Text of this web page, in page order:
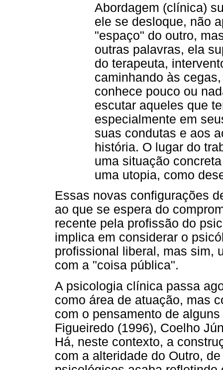
Abordagem (clínica)
ele se desloque, não
"espaço" do outro,
outras palavras, ela
do terapeuta,
caminhando às
conhece pouco ou
escutar aqueles que
especialmente em
suas condutas e aos
história. O lugar do
uma situação
uma utopia, como
Essas novas configurações
ao que se espera do
recente pela profissão do
implica em considerar o
profissional liberal, mas sim,
com a "coisa pública".
A psicologia clínica passa
como área de atuação, mas
com o pensamento de
Figueiredo (1996), Coelho
Há, neste contexto, a
com a alteridade do Outro,